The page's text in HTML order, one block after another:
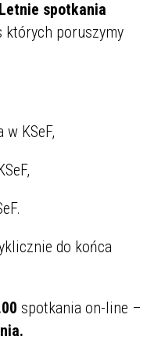
Letnie spotkania
których poruszymy
KSeF,
do końca
spotkania on-line –